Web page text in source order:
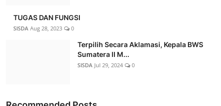
TUGAS DAN FUNGSI
SISDA Aug 28, 2023 0
Terpilih Secara Aklamasi, Kepala BWS
Sumatera II M...
SISDA Jul 29, 2024 0